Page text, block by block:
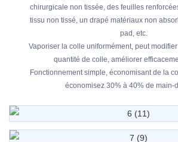
chirurgicale non tissée, des feuilles
tissu non tissé, un drapé matériaux non
pad, etc.
Vaporiser la colle uniformément, peut
quantité de colle, améliorer
Fonctionnement simple, économisant de la
économisez 30% à 40% de main-